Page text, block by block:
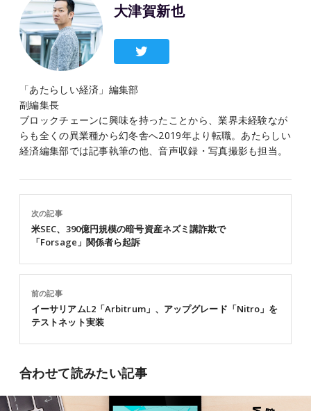
大津賀新也
「あたらしい経済」編集部
副編集長
ブロックチェーンに興味を持ったことから、業界未経験なが
らも全くの異業種から幻冬舎へ2019年より転職。あたらしい
経済編集部では記事執筆の他、音声収録・写真撮影も担当。
前の記事
イーサリアムL2「Arbitrum」、アップグレード「Nitro」を
テストネット実装
次の記事
米SEC、390億円規模の暗号資産ネズミ講詐欺で
「Forsage」関係者ら起訴
合わせて読みたい記事